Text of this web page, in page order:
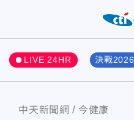
LIVE 24HR 決戰2026
中天新聞網 今健康